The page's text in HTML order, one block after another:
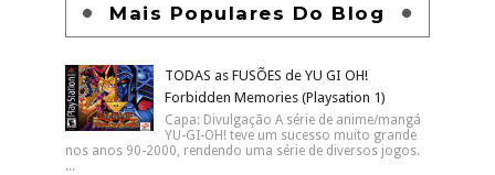
Mais Populares Do Blog
TODAS as FUSÕES de YU GI OH!
Forbidden Memories (Playsation 1)
Capa: Divulgação A série de anime/mangá
YU-GI-OH! teve um sucesso muito grande
nos anos 90-2000, rendendo uma série de diversos jogos.
...